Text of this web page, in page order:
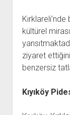
kültürel
ziyaret
benzersiz
Kıyıköy